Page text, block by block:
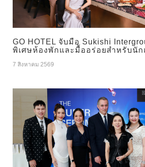
GO HOTEL จับมือ Sukishi
พิเศษห้องพักและมื้ออร่อยสำหรับนัก
7 สิงหาคม 2569